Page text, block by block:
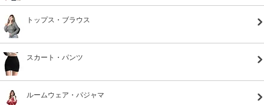
トップス・ブラウス
スカート・パンツ
ルームウェア・パジャマ